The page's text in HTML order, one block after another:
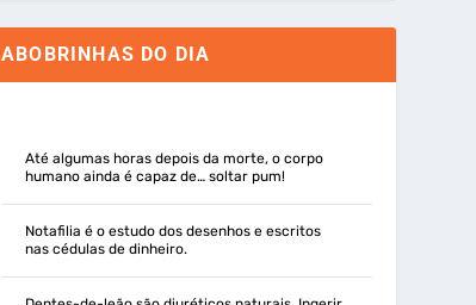
ABOBRINHAS DO DIA
Até algumas horas depois da morte, o corpo
humano ainda é capaz de… soltar pum!
Notafilia é o estudo dos desenhos e escritos
nas cédulas de dinheiro.